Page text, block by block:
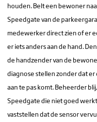
houden. Belt een bewoner
Speedgate van de
medewerker direct zien of er
er iets anders aan de hand.
de handzender van de
diagnose stellen zonder dat
aan te pas komt. Beheerder
Speedgate die niet goed
vaststellen dat de sensor